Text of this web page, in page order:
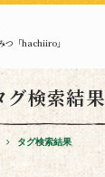
つ「hachiiro」
グ検索結果
タグ検索結果